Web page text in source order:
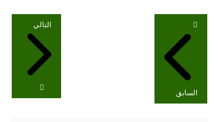
تصفّح
المقالات
السابق
التالي